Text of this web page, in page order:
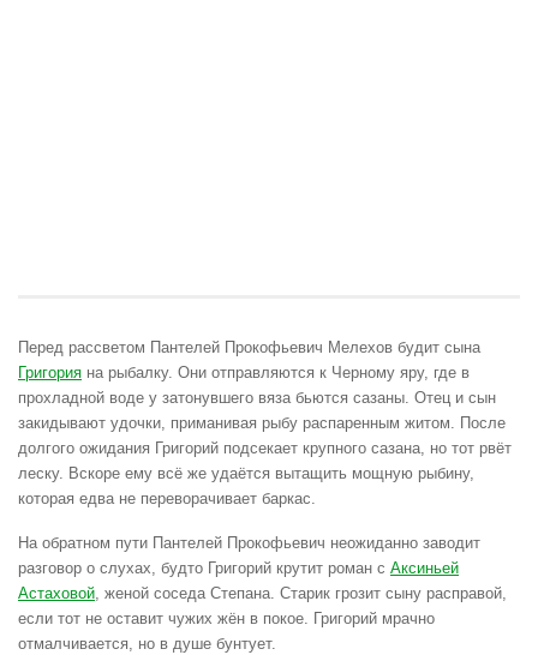
Перед рассветом Пантелей Прокофьевич Мелехов будит сына
Григория на рыбалку. Они отправляются к Черному яру, где в
прохладной воде у затонувшего вяза бьются сазаны. Отец и сын
закидывают удочки, приманивая рыбу распаренным житом. После
долгого ожидания Григорий подсекает крупного сазана, но тот рвёт
леску. Вскоре ему всё же удаётся вытащить мощную рыбину,
которая едва не переворачивает баркас.
На обратном пути Пантелей Прокофьевич неожиданно заводит
разговор о слухах, будто Григорий крутит роман с Аксиньей
Астаховой , женой соседа Степана. Старик грозит сыну расправой,
если тот не оставит чужих жён в покое. Григорий мрачно
отмалчивается, но в душе бунтует.